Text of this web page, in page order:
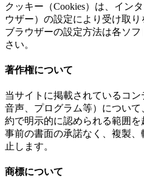
クッキー（Cookies）は、イン
ウザー）の設定により受け取り
ブラウザーの設定方法は各ソ
さい。
著作権について
当サイトに掲載されているコン
音声、プログラム等）につい
約で明示的に認められる範囲
事前の書面の承諾なく、複製
止します。
商標について